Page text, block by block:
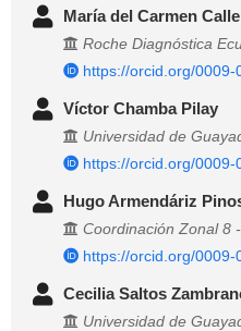
María del Carmen
Roche Diagnóstica
https://orcid.org/0009-
Víctor Chamba Pilay
Universidad de
https://orcid.org/0009-
Hugo Armendáriz
Coordinación Zonal 8
https://orcid.org/
Cecilia Saltos
Universidad de